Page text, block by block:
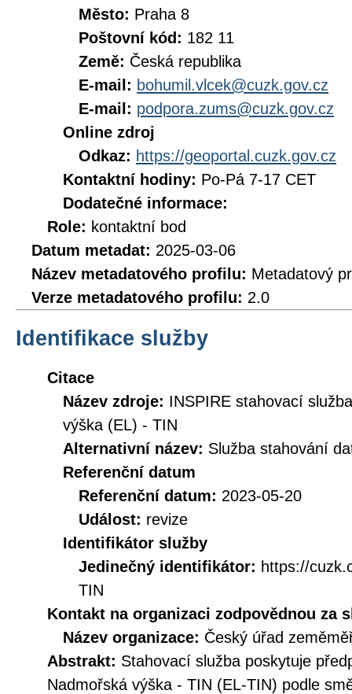
Město: Praha 8
Poštovní kód: 182 11
Země: Česká republika
E-mail: bohumil.vlcek@cuzk.gov.cz
E-mail: podpora.zums@cuzk.gov.cz
Online zdroj
Odkaz: https://geoportal.cuzk.gov.cz
Kontaktní hodiny: Po-Pá 7-17 CET
Dodatečné informace:
Role: kontaktní bod
Datum metadat: 2025-03-06
Název metadatového profilu: Metadatový
Verze metadatového profilu: 2.0
Identifikace služby
Citace
Název zdroje: INSPIRE stahovací
výška (EL) - TIN
Alternativní název: Služba stahování
Referenční datum
Referenční datum: 2023-05-20
Událost: revize
Identifikátor služby
Jedinečný identifikátor: https://
TIN
Kontakt na organizaci zodpovědnou za
Název organizace: Český úřad
Abstrakt: Stahovací služba poskytuje
Nadmořská výška - TIN (EL-TIN) podle